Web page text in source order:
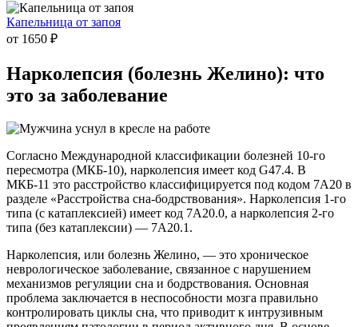
Капельница от запоя
от 1650 ₽
Нарколепсия (болезнь Желино): что
это за заболевание
Согласно Международной классификации болезней 10-го
пересмотра (МКБ-10), нарколепсия имеет код G47.4. В
МКБ-11 это расстройство классифицируется под кодом 7A20 в
разделе «Расстройства сна-бодрствования». Нарколепсия 1-го
типа (с катаплексией) имеет код 7A20.0, а нарколепсия 2-го
типа (без катаплексии) — 7A20.1.
Нарколепсия, или болезнь Желино, — это хроническое
неврологическое заболевание, связанное с нарушением
механизмов регуляции сна и бодрствования. Основная
проблема заключается в неспособности мозга правильно
контролировать циклы сна, что приводит к интрузивным